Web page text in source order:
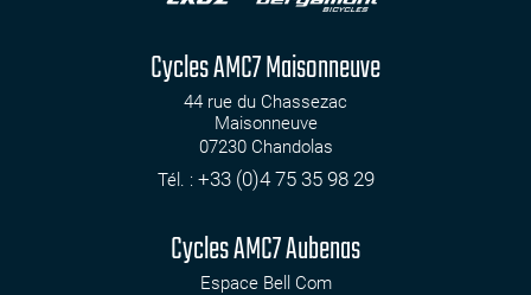
Cycles AMC7 Maisonneuve
44 rue du Chassezac
Maisonneuve
07230 Chandolas
Tél. : +33 (0)4 75 35 98 29
Cycles AMC7 Aubenas
Espace Bell Com